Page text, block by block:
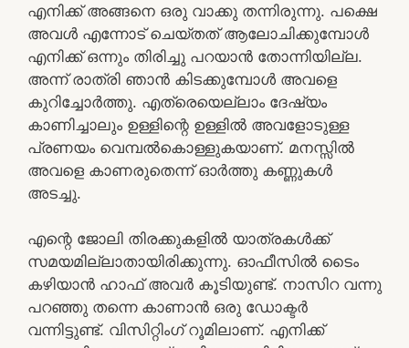
എനിക്ക് അങ്ങനെ ഒരു വാക്കു തന്നിരുന്നു. പക്ഷെ
അവൾ എന്നോട് ചെയ്തത് ആലോചിക്കുമ്പോൾ
എനിക്ക് ഒന്നും തിരിച്ചു പറയാൻ തോന്നിയില്ല.
അന്ന് രാത്രി ഞാൻ കിടക്കുമ്പോൾ അവളെ
കുറിച്ചോർത്തു. എത്രെയെല്ലാം ദേഷ്യം
കാണിച്ചാലും ഉള്ളിന്റെ ഉള്ളിൽ അവളോടുള്ള
പ്രണയം വെമ്പൽകൊള്ളുകയാണ്. മനസ്സിൽ
അവളെ കാണരുതെന്ന് ഓർത്തു കണ്ണുകൾ
അടച്ചു.
എന്റെ ജോലി തിരക്കുകളിൽ യാത്രകൾക്ക്
സമയമില്ലാതായിരിക്കുന്നു. ഓഫീസിൽ ടൈം
കഴിയാൻ ഹാഫ് അവർ കൂടിയുണ്ട്. നാസിറ വന്നു
പറഞ്ഞു തന്നെ കാണാൻ ഒരു ഡോക്ടർ
വന്നിട്ടുണ്ട്. വിസിറ്റിംഗ് റൂമിലാണ്. എനിക്ക്